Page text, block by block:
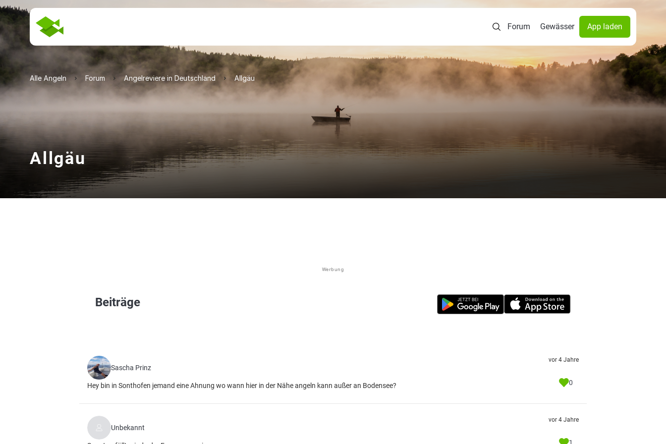
Forum Gewässer App laden
Alle Angeln Forum Angelreviere in Deutschland Allgäu
Allgäu
Werbung
Beiträge
Sascha Prinz
Hey bin in Sonthofen jemand eine Ahnung wo wann hier in der Nähe angeln kann außer an Bodensee?
vor 4 Jahre
0
Unbekannt
vor 4 Jahre